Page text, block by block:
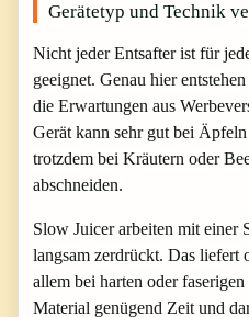
Gerätetyp und Technik
Nicht jeder Entsafter ist für
geeignet. Genau hier
die Erwartungen aus
Gerät kann sehr gut bei
trotzdem bei Kräutern oder
abschneiden.
Slow Juicer arbeiten mit einer
langsam zerdrückt. Das liefert
allem bei harten oder
Material genügend Zeit und